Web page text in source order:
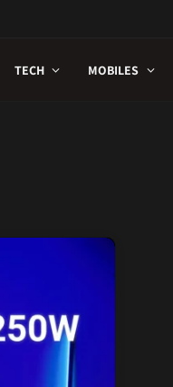
TECH MOBILES